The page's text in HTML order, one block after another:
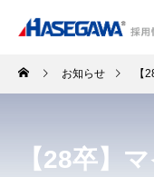
お知らせ 【
【28卒】